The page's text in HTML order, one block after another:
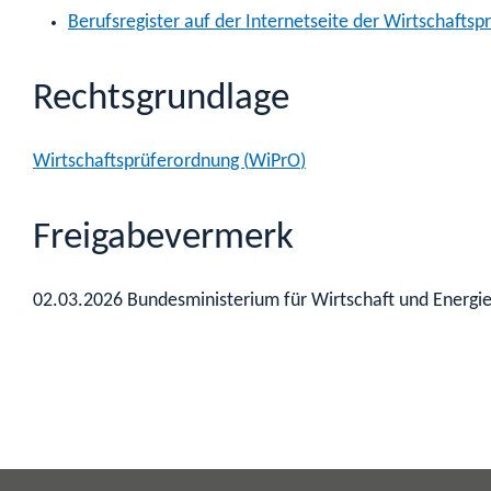
Berufsregister auf der Internetseite der
Rechtsgrundlage
Wirtschaftsprüferordnung (WiPrO)
Freigabevermerk
02.03.2026 Bundesministerium für Wirtschaft und Energie